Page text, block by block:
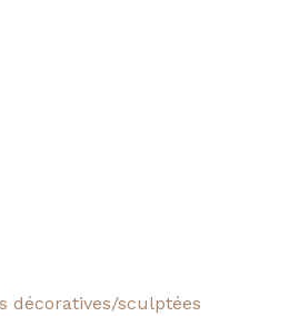
décoratives/sculptées